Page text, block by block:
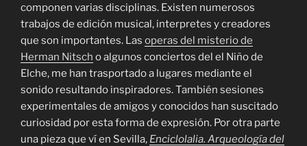
componen varias disciplinas. Existen numerosos
trabajos de edición musical, interpretes y creadores
que son importantes. Las operas del misterio de
Herman Nitsch o algunos conciertos del el Niño de
Elche, me han trasportado a lugares mediante el
sonido resultando inspiradores. También sesiones
experimentales de amigos y conocidos han suscitado
curiosidad por esta forma de expresión. Por otra parte
una pieza que ví en Sevilla, Enciclolalia. Arqueología del